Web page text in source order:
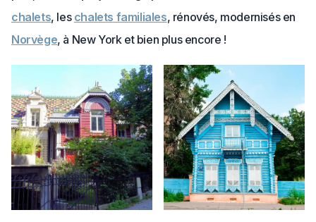
chalets, les chalets familiales, rénovés, modernisés en
Norvège, à New York et bien plus encore !